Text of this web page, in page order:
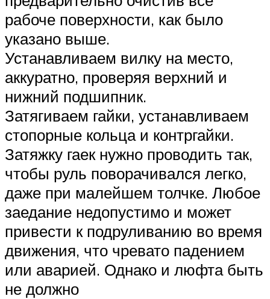
рабоче поверхности, как было
указано выше.
Устанавливаем вилку на место,
аккуратно, проверяя верхний и
нижний подшипник.
Затягиваем гайки, устанавливаем
стопорные кольца и контргайки.
Затяжку гаек нужно проводить так,
чтобы руль поворачивался легко,
даже при малейшем толчке. Любое
заедание недопустимо и может
привести к подруливанию во время
движения, что чревато падением
или аварией. Однако и люфта быть
не должно